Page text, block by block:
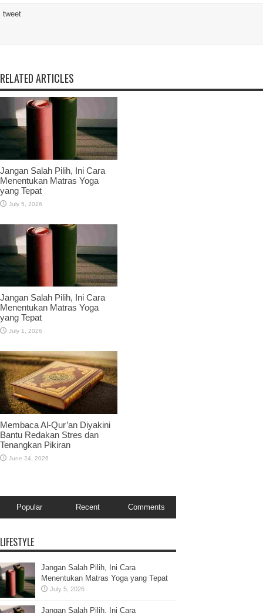
tweet
RELATED ARTICLES
Jangan Salah Pilih, Ini Cara
Menentukan Matras Yoga
yang Tepat
July 5, 2026
Jangan Salah Pilih, Ini Cara
Menentukan Matras Yoga
yang Tepat
July 1, 2026
Membaca Al-Qur’an Diyakini
Bantu Redakan Stres dan
Tenangkan Pikiran
June 24, 2026
Popular Recent Comments
LIFESTYLE
Jangan Salah Pilih, Ini Cara
Menentukan Matras Yoga yang Tepat
July 5, 2026
Jangan Salah Pilih, Ini Cara